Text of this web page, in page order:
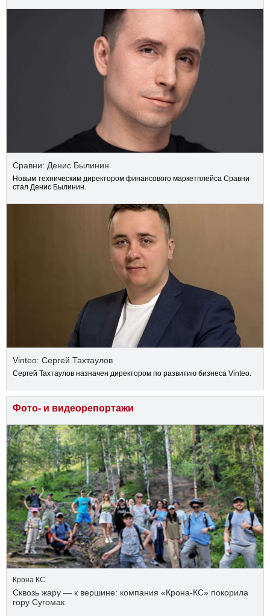
Сравни: Денис Былинин
Новым техническим директором финансового маркетплейса Сравни
стал Денис Былинин.
Vinteo: Сергей Тахтаулов
Сергей Тахтаулов назначен директором по развитию бизнеса Vinteo.
Фото- и видеорепортажи
Крона КС
Сквозь жару — к вершине: компания «Крона‑КС» покорила
гору Сугомак